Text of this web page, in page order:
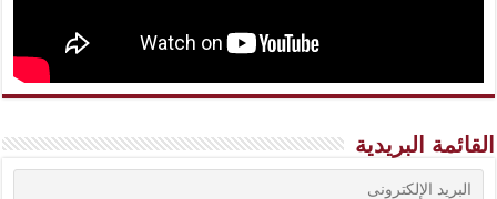
القائمة البريدية